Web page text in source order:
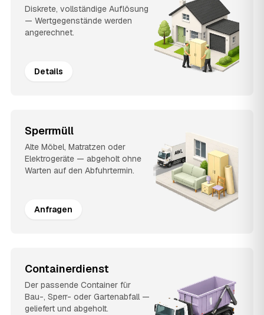
Diskrete, vollständige Auflösung
— Wertgegenstände werden
angerechnet.
Details
Sperrmüll
Alte Möbel, Matratzen oder
Elektrogeräte — abgeholt ohne
Warten auf den Abfuhrtermin.
Anfragen
Containerdienst
Der passende Container für
Bau-, Sperr- oder Gartenabfall —
geliefert und abgeholt.